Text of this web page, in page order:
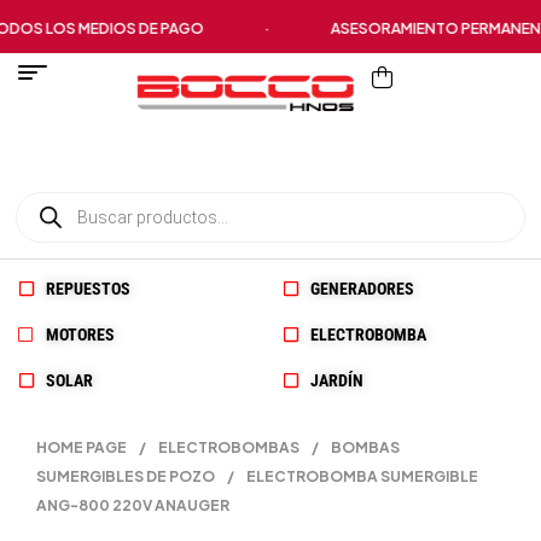
LOS MEDIOS DE PAGO ASESORAMIENTO PERMANENTE
REPUESTOS GENERADORES
MOTORES ELECTROBOMBA
SOLAR JARDÍN
HOME PAGE / ELECTROBOMBAS /
BOMBAS
SUMERGIBLES DE POZO
/
ELECTROBOMBA SUMERGIBLE
ANG-800 220V ANAUGER